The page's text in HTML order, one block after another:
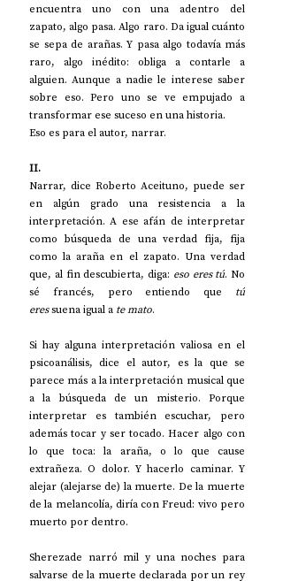
encuentra uno con una adentro del
zapato, algo pasa. Algo raro. Da igual cuánto
se sepa de arañas. Y pasa algo todavía más
raro, algo inédito: obliga a contarle a
alguien. Aunque a nadie le interese saber
sobre eso. Pero uno se ve empujado a
transformar ese suceso en una historia.
Eso es para el autor, narrar.
II.
Narrar, dice Roberto Aceituno, puede ser
en algún grado una resistencia a la
interpretación. A ese afán de interpretar
como búsqueda de una verdad fija, fija
como la araña en el zapato. Una verdad
que, al fin descubierta, diga: eso eres tú. No
sé francés, pero entiendo que tú
eres suena igual a te mato.
Si hay alguna interpretación valiosa en el
psicoanálisis, dice el autor, es la que se
parece más a la interpretación musical que
a la búsqueda de un misterio. Porque
interpretar es también escuchar, pero
además tocar y ser tocado. Hacer algo con
lo que toca: la araña, o lo que cause
extrañeza. O dolor. Y hacerlo caminar. Y
alejar (alejarse de) la muerte. De la muerte
de la melancolía, diría con Freud: vivo pero
muerto por dentro.
Sherezade narró mil y una noches para
salvarse de la muerte declarada por un rey